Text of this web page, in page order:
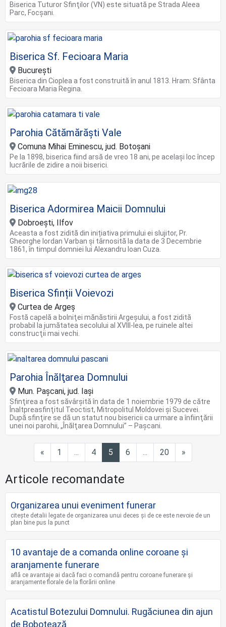
Biserica Tuturor Sfinţilor (VN) este situată pe Strada Aleea
Parc, Focșani.
Biserica Sf. Fecioara Maria
București
Biserica din Cioplea a fost construită în anul 1813. Hram: Sfânta
Fecioara Maria Regina.
Parohia Cătămărăști Vale
Comuna Mihai Eminescu, jud. Botoșani
Pe la 1898, biserica fiind arsă de vreo 18 ani, pe același loc încep
lucrările de zidire a noii biserici.
Biserica Adormirea Maicii Domnului
Dobroești, Ilfov
Aceasta a fost zidită din inițiativa primului ei slujitor, Pr.
Gheorghe Iordan Varban și târnosită la data de 3 Decembrie
1861, în timpul domniei lui Alexandru Ioan Cuza.
Biserica Sfinții Voievozi
Curtea de Argeș
Fostă capelă a bolniţei mănăstirii Argeşului, a fost zidită
probabil la jumătatea secolului al XVIII-lea, pe ruinele altei
construcţii mai vechi.
Parohia Înălţarea Domnului
Mun. Paşcani, jud. Iaşi
Sfinţirea a fost săvârşită în data de 1 noiembrie 1979 de către
Înaltpreasfinţitul Teoctist, Mitropolitul Moldovei şi Sucevei.
După sfinţire se dă un statut nou bisericii ca urmare a înfiinţării
unei noi parohii, „Înălţarea Domnului” – Paşcani.
« Previous
1 ... 4 5 6 ... 20 »
Articole recomandate
Organizarea unui eveniment funerar
citește detalii legate de organizarea unui deces și de ce este nevoie de un
plan bine pus la punct
10 avantaje de a comanda online coroane şi
aranjamente funerare
află ce avantaje ai dacă faci o comandă pentru coroane funerare și
aranjamente florale de la florării online
Acatistul Botezului Domnului. Rugăciunea din ajun
de Bobotează